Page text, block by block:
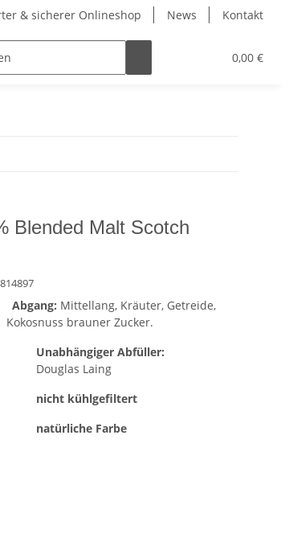
& sicherer Onlineshop News Kontakt
0,00 €
Adventskalender
Blended Malt Scotch
Abgang:
Kokosnuss brauner Zucker.
Unabhängiger Abfüller:
Douglas Laing
nicht kühlgefiltert
natürliche Farbe